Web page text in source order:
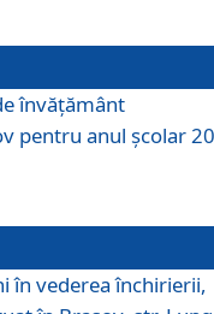
învăţământ
pentru anul şcolar
în vederea închirierii,